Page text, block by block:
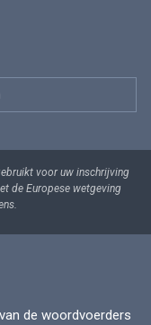
voor uw inschrijving
de Europese wetgeving
de woordvoerders